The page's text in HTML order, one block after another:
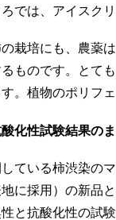
では、アイスク
の栽培にも、農薬
ものです。とて
。植物のポリフ
化性試験結果の
ている柿渋染の
に採用）の新品
と抗酸化性の試